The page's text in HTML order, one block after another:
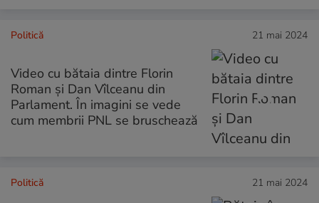
Politică 21 mai 2024
Video cu bătaia dintre Florin
Roman și Dan Vîlceanu din
Parlament. În imagini se vede
cum membrii PNL se bruschează
Politică 21 mai 2024